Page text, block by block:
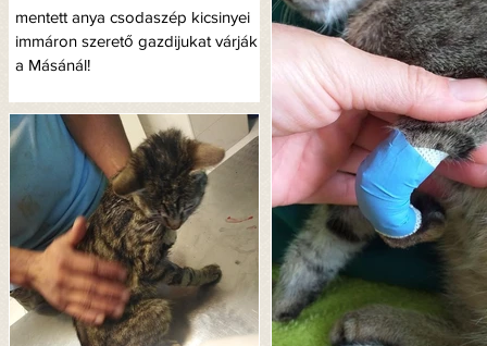
mentett anya csodaszép kicsinyei
immáron szerető gazdijukat várják
a Másánál!